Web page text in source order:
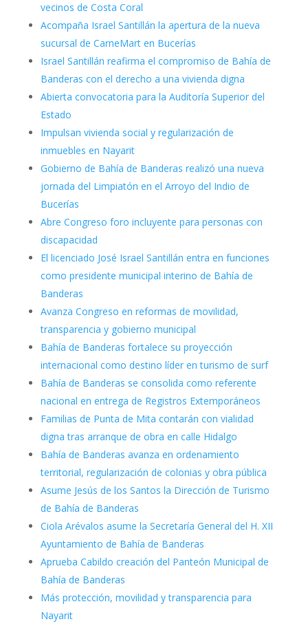
vecinos de Costa Coral
Acompaña Israel Santillán la apertura de la nueva
sucursal de CarneMart en Bucerías
Israel Santillán reafirma el compromiso de Bahía de
Banderas con el derecho a una vivienda digna
Abierta convocatoria para la Auditoría Superior del
Estado
Impulsan vivienda social y regularización de
inmuebles en Nayarit
Gobierno de Bahía de Banderas realizó una nueva
jornada del Limpiatón en el Arroyo del Indio de
Bucerías
Abre Congreso foro incluyente para personas con
discapacidad
El licenciado José Israel Santillán entra en funciones
como presidente municipal interino de Bahía de
Banderas
Avanza Congreso en reformas de movilidad,
transparencia y gobierno municipal
Bahía de Banderas fortalece su proyección
internacional como destino líder en turismo de surf
Bahía de Banderas se consolida como referente
nacional en entrega de Registros Extemporáneos
Familias de Punta de Mita contarán con vialidad
digna tras arranque de obra en calle Hidalgo
Bahía de Banderas avanza en ordenamiento
territorial, regularización de colonias y obra pública
Asume Jesús de los Santos la Dirección de Turismo
de Bahía de Banderas
Ciola Arévalos asume la Secretaría General del H. XII
Ayuntamiento de Bahía de Banderas
Aprueba Cabildo creación del Panteón Municipal de
Bahía de Banderas
Más protección, movilidad y transparencia para
Nayarit